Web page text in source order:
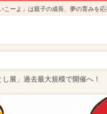
ーよ」は親子の成長、夢の育みを応
し展」過去最大規模で開催へ